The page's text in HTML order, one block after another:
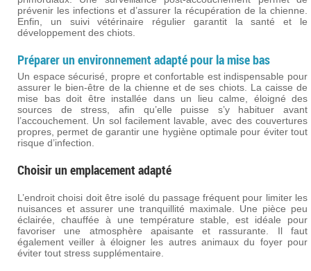
prévenir les infections et d’assurer la récupération de la chienne.
Enfin, un suivi vétérinaire régulier garantit la santé et le
développement des chiots.
Préparer un environnement adapté pour la mise bas
Un espace sécurisé, propre et confortable est indispensable pour
assurer le bien-être de la chienne et de ses chiots. La caisse de
mise bas doit être installée dans un lieu calme, éloigné des
sources de stress, afin qu’elle puisse s’y habituer avant
l’accouchement. Un sol facilement lavable, avec des couvertures
propres, permet de garantir une hygiène optimale pour éviter tout
risque d’infection.
Choisir un emplacement adapté
L’endroit choisi doit être isolé du passage fréquent pour limiter les
nuisances et assurer une tranquillité maximale. Une pièce peu
éclairée, chauffée à une température stable, est idéale pour
favoriser une atmosphère apaisante et rassurante. Il faut
également veiller à éloigner les autres animaux du foyer pour
éviter tout stress supplémentaire.